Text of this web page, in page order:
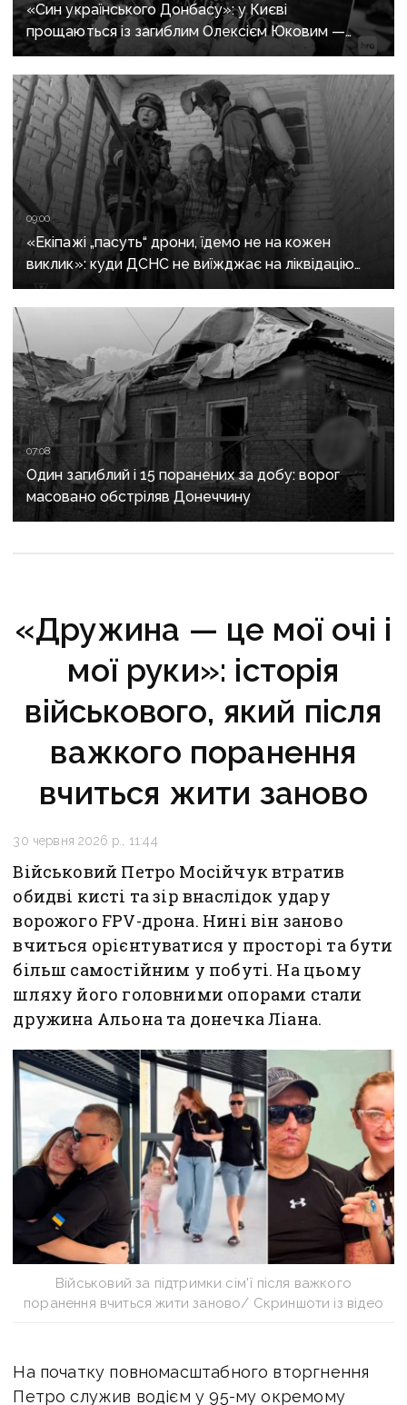
«Син українського Донбасу»: у Києві
прощаються із загиблим Олексієм Юковим —
пошуковцем загону «Плацдарм»
09:00
«Екіпажі „пасуть“ дрони, їдемо не на кожен
виклик»: куди ДСНС не виїжджає на ліквідацію
надзвичайних ситуацій у Краматорську
та Слов’янську
07:08
Один загиблий і 15 поранених за добу: ворог
масовано обстріляв Донеччину
«Дружина — це мої очі і
мої руки»: історія
військового, який після
важкого поранення
вчиться жити заново
30 червня 2026 р., 11:44
Військовий Петро Мосійчук втратив
обидві кисті та зір внаслідок удару
ворожого FPV-дрона. Нині він заново
вчиться орієнтуватися у просторі та бути
більш самостійним у побуті. На цьому
шляху його головними опорами стали
дружина Альона та донечка Ліана.
Військовий за підтримки сім'ї після важкого
поранення вчиться жити заново/ Скриншоти із відео
На початку повномасштабного вторгнення
Петро служив водієм у 95-му окремому